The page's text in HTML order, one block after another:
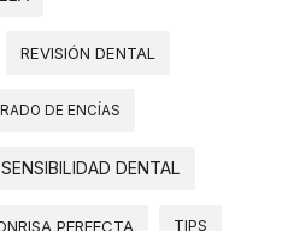
REVISIÓN DENTAL
DE ENCÍAS
SENSIBILIDAD DENTAL
PERFECTA TIPS